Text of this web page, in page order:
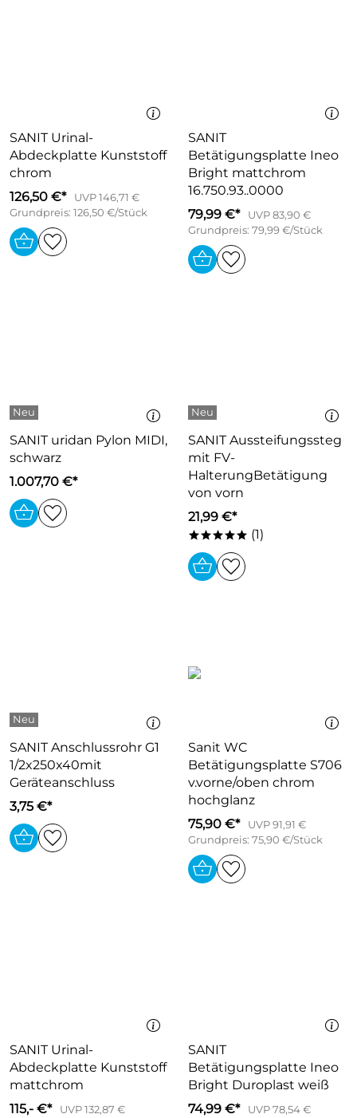
SANIT Urinal-
Abdeckplatte Kunststoff
chrom
126,50 €*
UVP 146,71 €
Grundpreis: 126,50 €/Stück
SANIT
Betätigungsplatte Ineo
Bright mattchrom
16.750.93..0000
79,99 €*
UVP 83,90 €
Grundpreis: 79,99 €/Stück
SANIT uridan Pylon MIDI,
schwarz
1.007,70 €*
SANIT Aussteifungssteg
mit FV-
HalterungBetätigung
von vorn
21,99 €*
***** (1)
SANIT Anschlussrohr G1
1/2x250x40mit
Geräteanschluss
3,75 €*
Sanit WC
Betätigungsplatte S706
v.vorne/oben chrom
hochglanz
75,90 €*
UVP 91,91 €
Grundpreis: 75,90 €/Stück
SANIT Urinal-
Abdeckplatte Kunststoff
mattchrom
115,- €*
UVP 132,87 €
SANIT
Betätigungsplatte Ineo
Bright Duroplast weiß
74,99 €*
UVP 78,54 €